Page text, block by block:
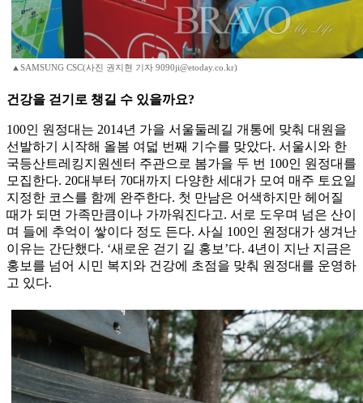
▲SAMSUNG CSC(사진 권지현 기자 9090ji@etoday.co.kr)
건강을 걷기로 챙길 수 있을까요?
100인 원정대는 2014년 가을 서울둘레길 개통에 맞춰 대원을
선발하기 시작해 올봄 여덟 번째 기수를 맞았다. 서울시와 한
국등산트레킹지원센터 주관으로 봄가을 두 번 100인 원정대를
모집한다. 20대부터 70대까지 다양한 세대가 모여 매주 토요일
지정한 코스를 함께 완주한다. 첫 만남은 어색하지만 헤어질
때가 되면 가족만큼이나 가까워진다고. 서로 도우며 넘은 산이
며 들에 추억이 쌓이다 정도 든다. 사실 100인 원정대가 생겨난
이유는 간단했다. ‘새로운 걷기 길 홍보’다. 4년이 지난 지금은
홍보를 넘어 시민 복지와 건강에 초점을 맞춰 원정대를 운영하
고 있다.